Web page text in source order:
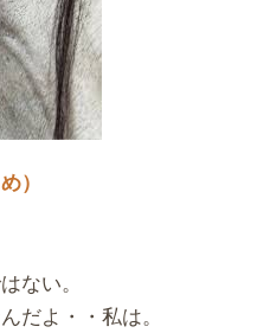
）
ない。
だよ・・私は。